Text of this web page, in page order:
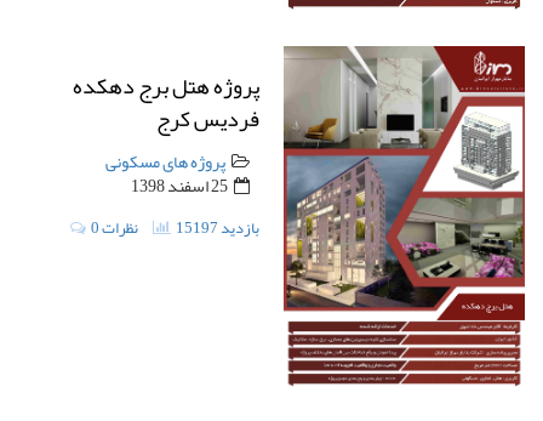
پروژه هتل برج دهکده
فردیس کرج
پروژه های مسکونی
25 اسفند 1398
0 نظرات 15197 بازدید